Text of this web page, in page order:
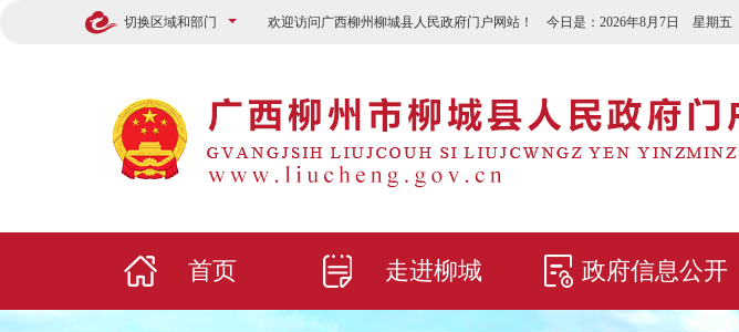
切换区域和部门 欢迎访问广西柳州柳城县人民政府门户网站！ 今日是： 2026年8月7日 星期五
首页 走进柳城 政府信息公开